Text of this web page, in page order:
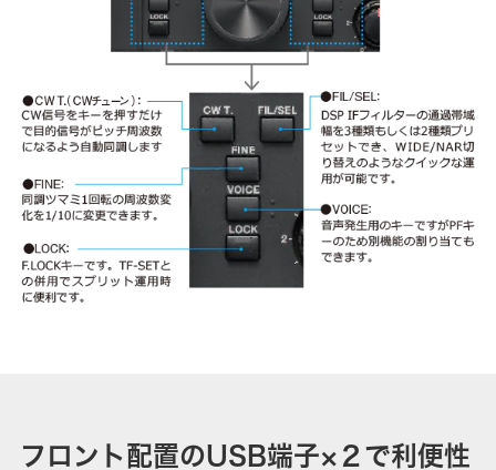
フロント配置のUSB端子×２で利便性